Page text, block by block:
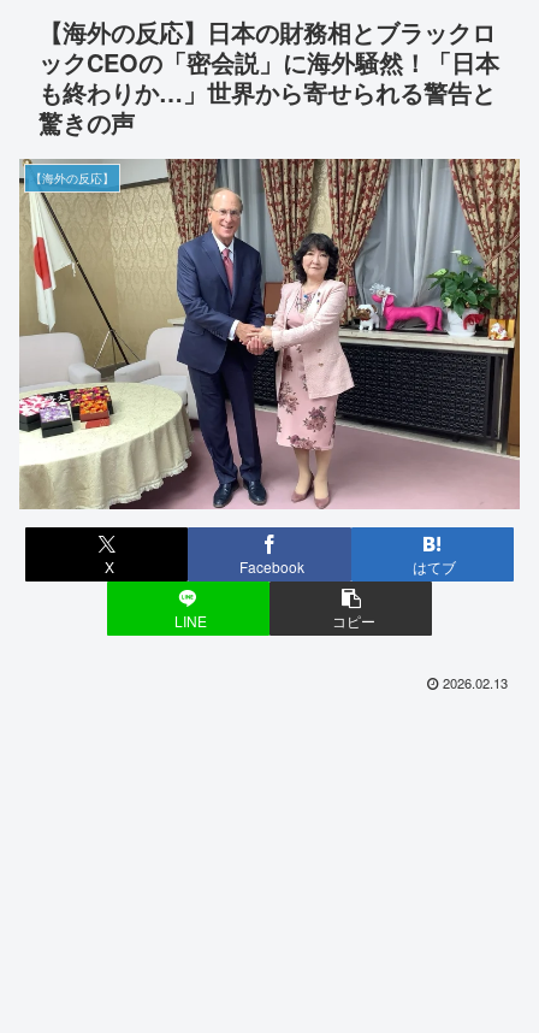
【海外の反応】日本の財務相とブラックロ
ックCEOの「密会説」に海外騒然！「日本
も終わりか…」世界から寄せられる警告と
驚きの声
【海外の反応】
X Facebook はてブ
LINE コピー
2026.02.13